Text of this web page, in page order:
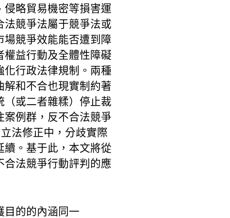
略貿易機密等損害運
法競爭法屬于競爭法或
場競爭效能能否遭到障
益行動及全體性障礙
化行政法律規制。兩種
解和不合也現實制約著
（或二者雜糅）停止裁
案例群，反不合法競爭
法修正中，分歧實際
續。基于此，本文將從
合法競爭行動評判的應
目的的內涵同一